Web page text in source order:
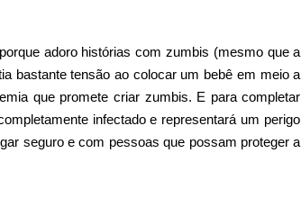
adoro histórias com zumbis (mesmo que a
bastante tensão ao colocar um bebê em meio a
que promete criar zumbis. E para completar
infectado e representará um perigo
seguro e com pessoas que possam proteger a